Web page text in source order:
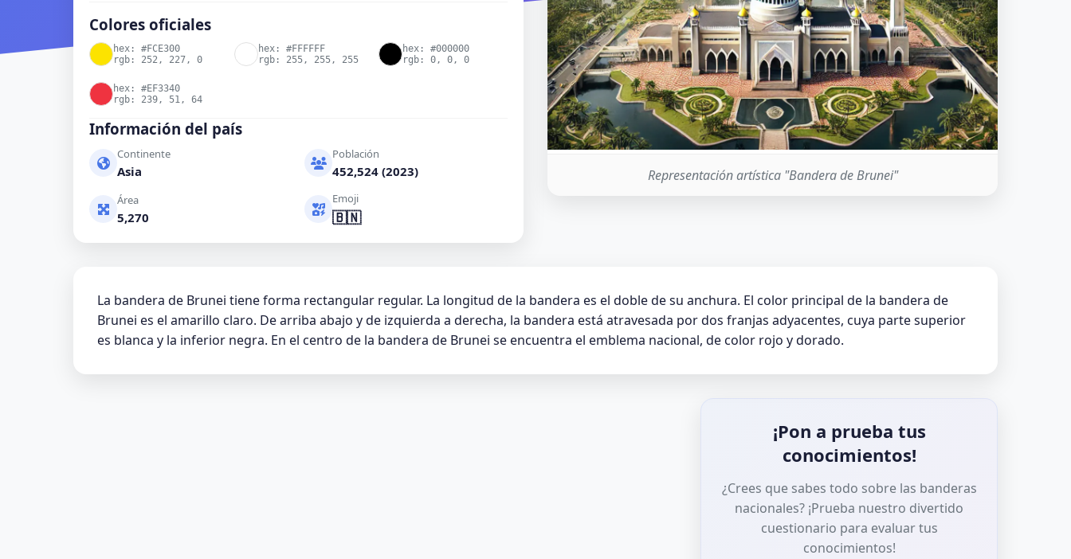
Colores oficiales
hex: #FCE300
rgb: 252, 227, 0
hex: #FFFFFF
rgb: 255, 255, 255
hex: #000000
rgb: 0, 0, 0
hex: #EF3340
rgb: 239, 51, 64
Información del país
Continente
Asia
Población
452,524 (2023)
Área
5,270
Emoji
🇧🇳
Representación artística "Bandera de Brunei"
La bandera de Brunei tiene forma rectangular regular. La longitud de la bandera es el doble de su anchura. El color principal de la bandera de
Brunei es el amarillo claro. De arriba abajo y de izquierda a derecha, la bandera está atravesada por dos franjas adyacentes, cuya parte superior
es blanca y la inferior negra. En el centro de la bandera de Brunei se encuentra el emblema nacional, de color rojo y dorado.
¡Pon a prueba tus
conocimientos!
¿Crees que sabes todo sobre las banderas
nacionales? ¡Prueba nuestro divertido
cuestionario para evaluar tus
conocimientos!